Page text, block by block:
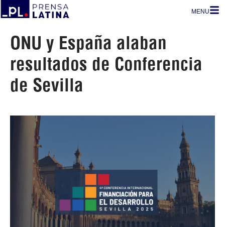
MENU
ONU y España alaban
resultados de Conferencia
de Sevilla